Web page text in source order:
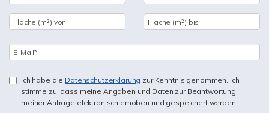
Ich habe die Datenschutzerklärung zur Kenntnis genommen. Ich
stimme zu, dass meine Angaben und Daten zur Beantwortung
meiner Anfrage elektronisch erhoben und gespeichert werden.